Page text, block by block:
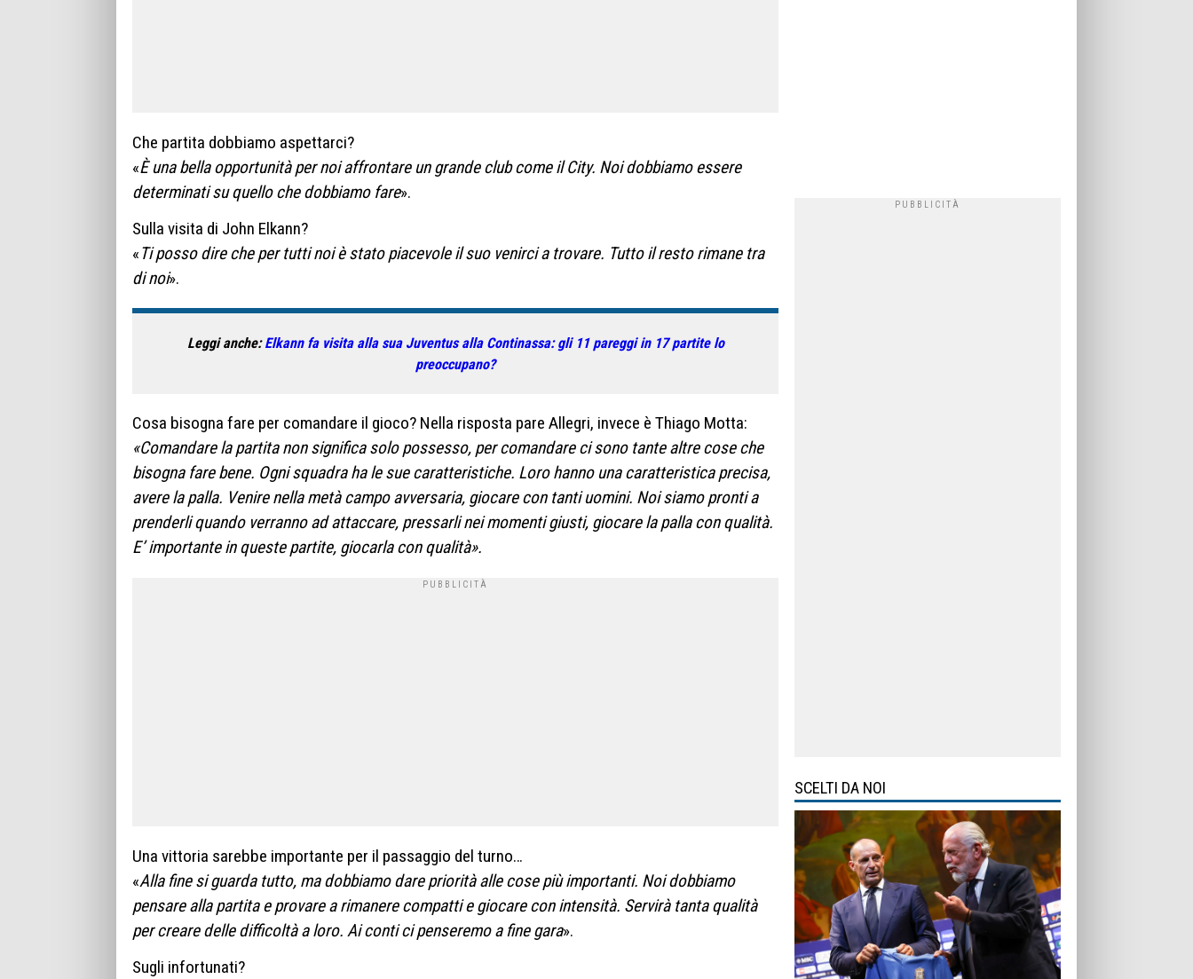
Che partita dobbiamo aspettarci?
«È una bella opportunità per noi affrontare un grande club come il City. Noi dobbiamo essere
determinati su quello che dobbiamo fare».
Sulla visita di John Elkann?
«Ti posso dire che per tutti noi è stato piacevole il suo venirci a trovare. Tutto il resto rimane tra
di noi».
Leggi anche:Elkann fa visita alla sua Juventus alla Continassa: gli 11 pareggi in 17 partite lo
preoccupano?
Cosa bisogna fare per comandare il gioco? Nella risposta pare Allegri, invece è Thiago Motta:
«Comandare la partita non significa solo possesso, per comandare ci sono tante altre cose che
bisogna fare bene. Ogni squadra ha le sue caratteristiche. Loro hanno una caratteristica precisa,
avere la palla. Venire nella metà campo avversaria, giocare con tanti uomini. Noi siamo pronti a
prenderli quando verranno ad attaccare, pressarli nei momenti giusti, giocare la palla con qualità.
E’ importante in queste partite, giocarla con qualità».
Una vittoria sarebbe importante per il passaggio del turno…
«Alla fine si guarda tutto, ma dobbiamo dare priorità alle cose più importanti. Noi dobbiamo
pensare alla partita e provare a rimanere compatti e giocare con intensità. Servirà tanta qualità
per creare delle difficoltà a loro. Ai conti ci penseremo a fine gara».
Sugli infortunati?
SCELTI DA NOI